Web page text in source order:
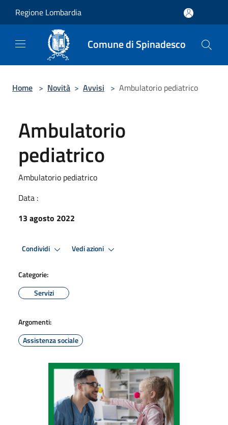
Regione Lombardia
Comune di Spinadesco
Home > Novità > Avvisi > Ambulatorio pediatrico
Ambulatorio
pediatrico
Ambulatorio pediatrico
Data :
13 agosto 2022
Condividi Vedi azioni
Categorie:
Servizi
Argomenti:
Assistenza sociale